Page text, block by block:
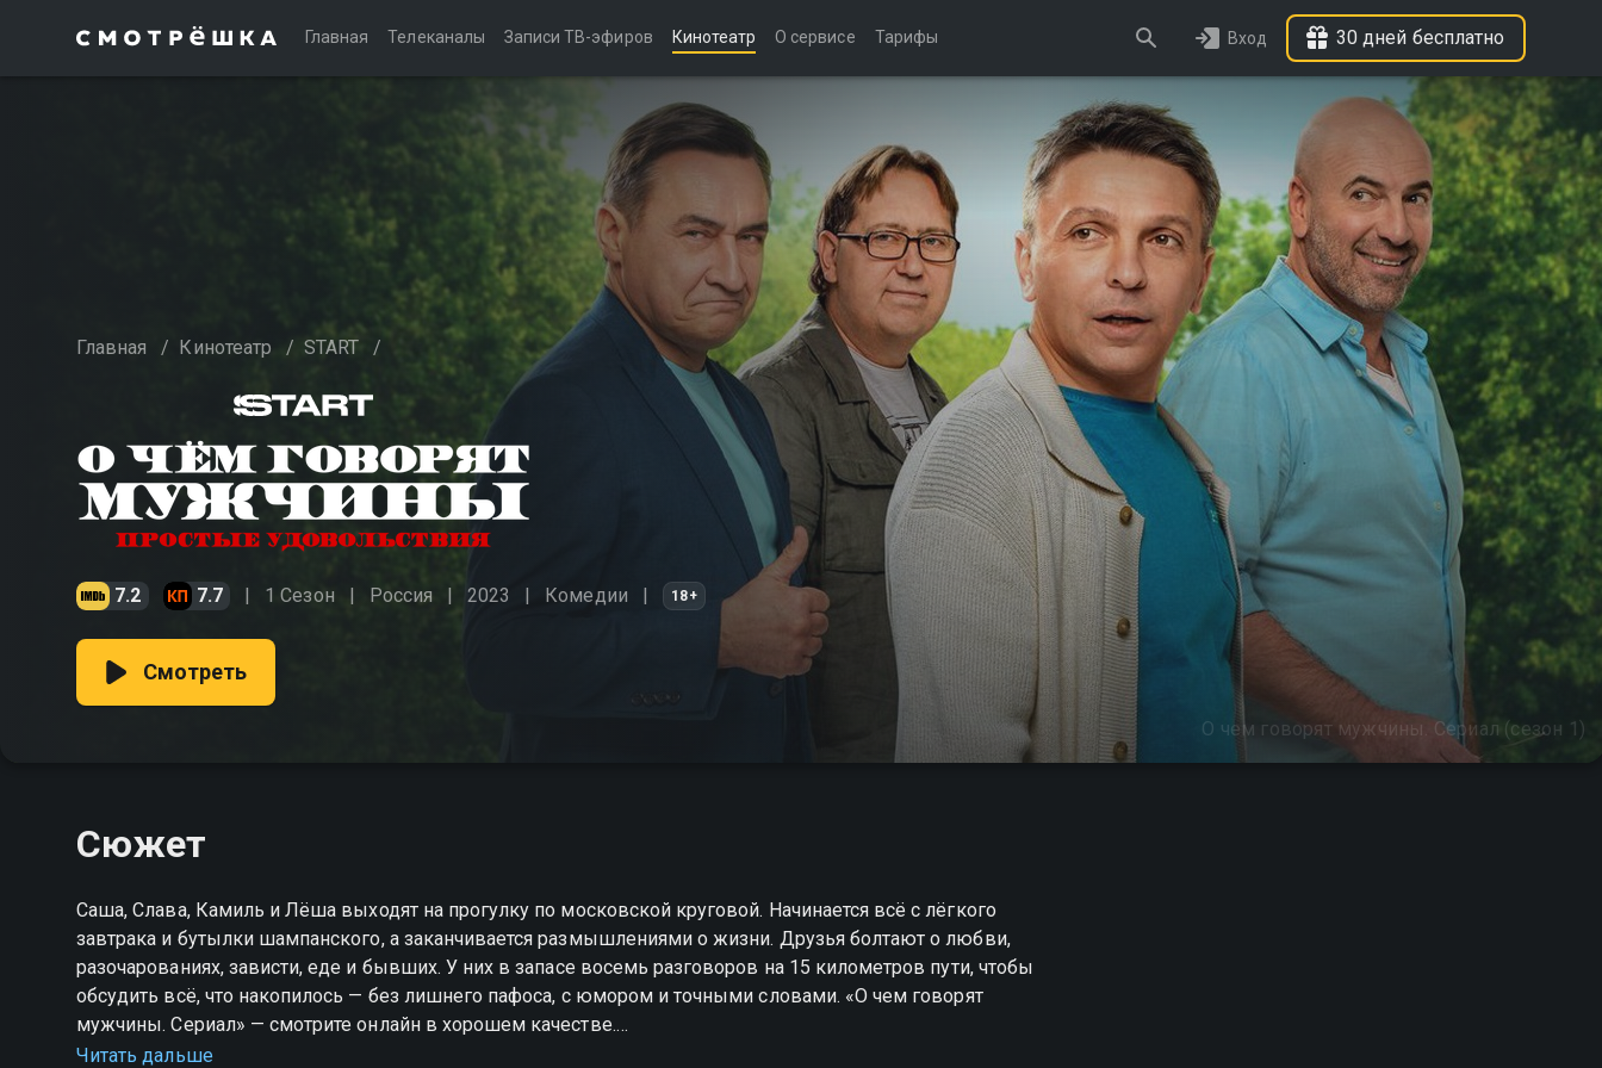
Главная Телеканалы Записи ТВ-эфиров Кинотеатр О сервисе Тарифы Вход 30 дней бесплатно
Главная / Кинотеатр / START /
7.2 7.7 1 Сезон Россия 2023 Комедии 18+
О чем говорят мужчины. Сериал (сезон 1)
Смотреть
Сюжет
Саша, Слава, Камиль и Лёша выходят на прогулку по московской круговой. Начинается всё с лёгкого
завтрака и бутылки шампанского, а заканчивается размышлениями о жизни. Друзья болтают о любви,
разочарованиях, зависти, еде и бывших. У них в запасе восемь разговоров на 15 километров пути, чтобы
обсудить всё, что накопилось — без лишнего пафоса, с юмором и точными словами. «О чем говорят
мужчины. Сериал» — смотрите онлайн в хорошем качестве.
Читать дальше